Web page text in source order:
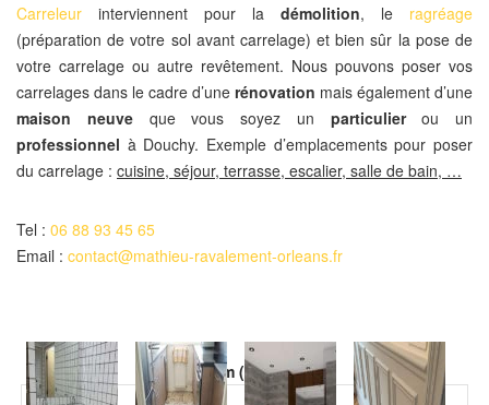
Carreleur interviennent pour la démolition, le ragréage
(préparation de votre sol avant carrelage) et bien sûr la pose de
votre carrelage ou autre revêtement. Nous pouvons poser vos
carrelages dans le cadre d’une rénovation mais également d’une
maison neuveque vous soyez un particulierou un
professionnel à Douchy. Exemple d’emplacements pour poser
du carrelage : cuisine, séjour, terrasse, escalier, salle de bain, …
Tel : 06 88 93 45 65
Email : contact@mathieu-ravalement-orleans.fr
Veuillez laisser ce champ vide.
Votre nom (obligatoire)